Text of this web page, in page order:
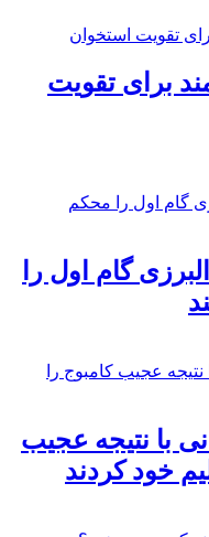
برای تقویت
گام اول را
با نتیجه عجیب
خود کردند